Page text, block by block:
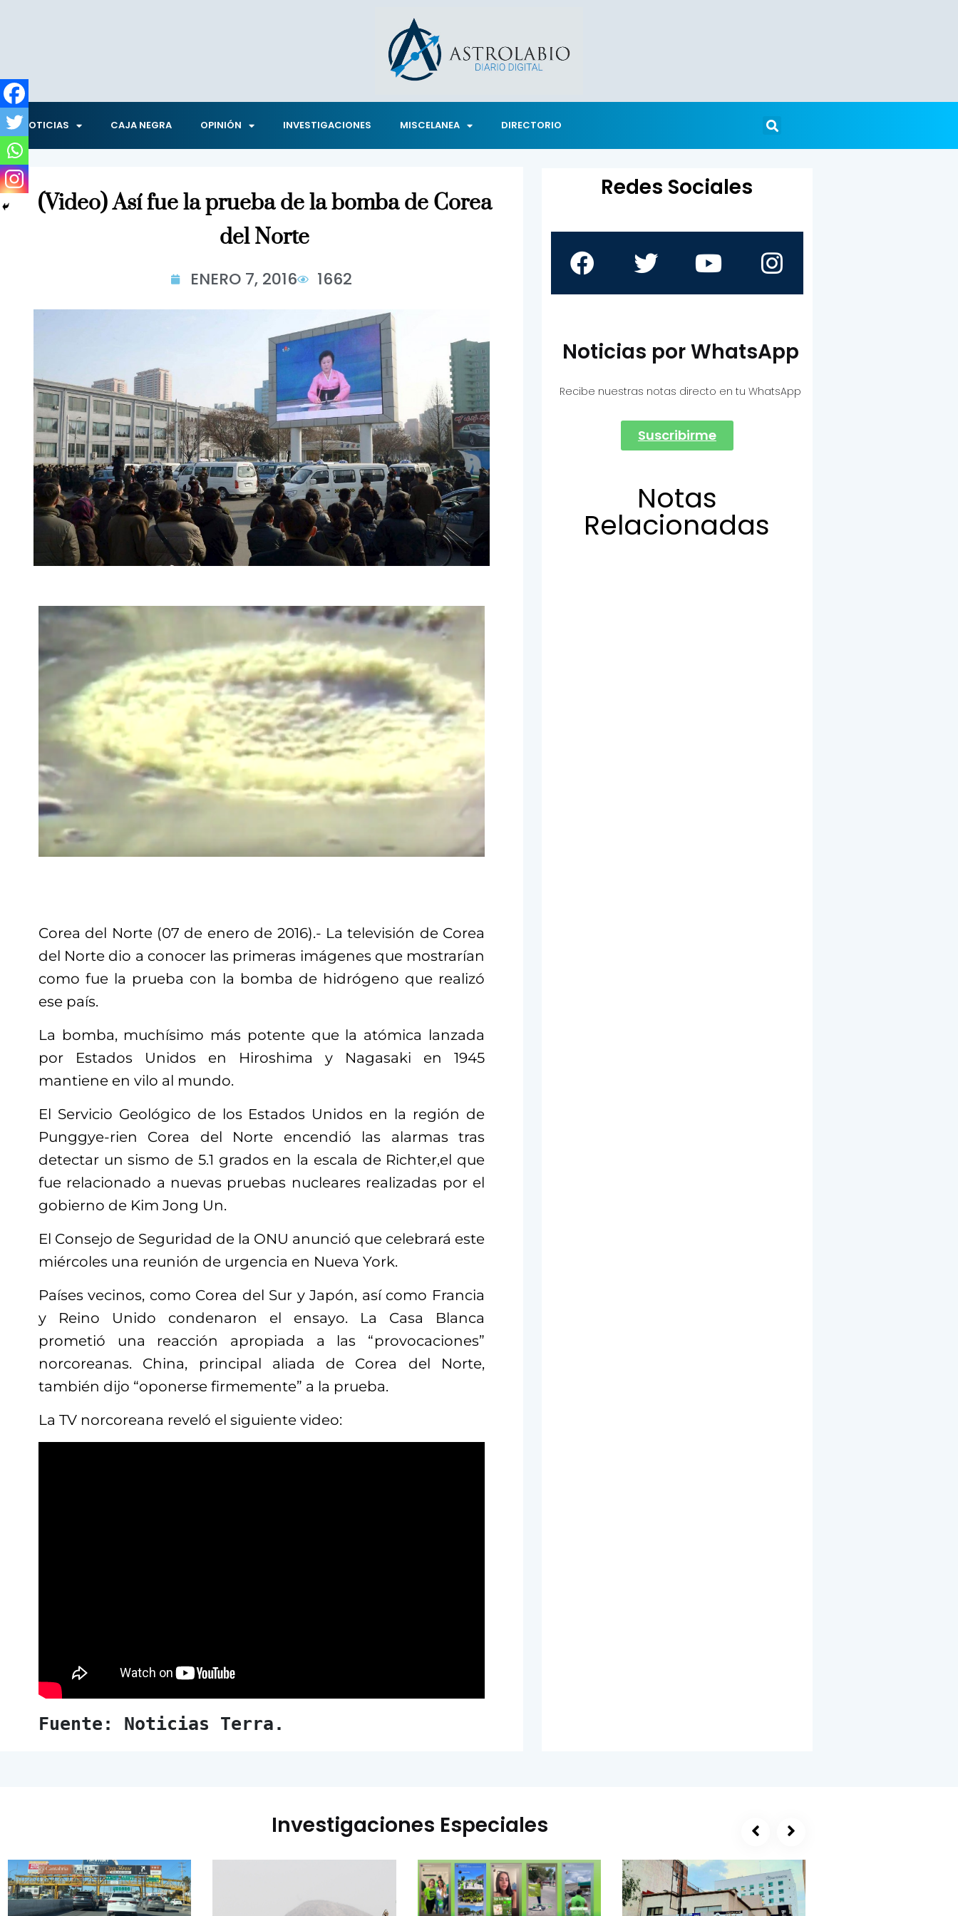
NOTICIAS CAJA NEGRA OPINIÓN INVESTIGACIONES MISCELANEA DIRECTORIO
(Video) Así fue la prueba de la bomba de Corea
del Norte
ENERO 7, 2016 1662
Corea del Norte (07 de enero de 2016).- La televisión de Corea
del Norte dio a conocer las primeras imágenes que mostrarían
como fue la prueba con la bomba de hidrógeno que realizó
ese país.
La bomba, muchísimo más potente que la atómica lanzada
por Estados Unidos en Hiroshima y Nagasaki en 1945
mantiene en vilo al mundo.
El Servicio Geológico de los Estados Unidos en la región de
Punggye-rien Corea del Norte encendió las alarmas tras
detectar un sismo de 5.1 grados en la escala de Richter,el que
fue relacionado a nuevas pruebas nucleares realizadas por el
gobierno de Kim Jong Un.
El Consejo de Seguridad de la ONU anunció que celebrará este
miércoles una reunión de urgencia en Nueva York.
Países vecinos, como Corea del Sur y Japón, así como Francia
y Reino Unido condenaron el ensayo. La Casa Blanca
prometió una reacción apropiada a las “provocaciones”
norcoreanas. China, principal aliada de Corea del Norte,
también dijo “oponerse firmemente” a la prueba.
La TV norcoreana reveló el siguiente video:
Fuente: Noticias Terra.
Redes Sociales
Noticias por WhatsApp
Recibe nuestras notas directo en tu WhatsApp
Suscribirme
Notas
Relacionadas
Investigaciones Especiales